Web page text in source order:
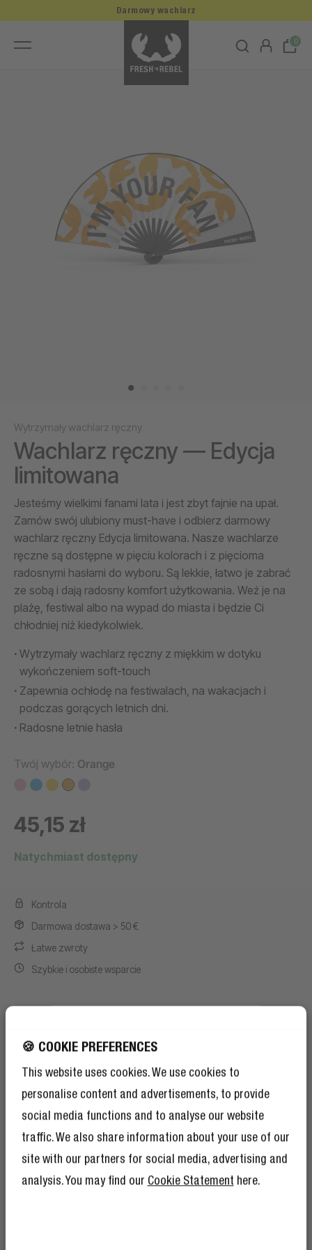
🍪 COOKIE PREFERENCES
This website uses cookies. We use cookies to
personalise content and advertisements, to provide
social media functions and to analyse our website
traffic. We also share information about your use of our
site with our partners for social media, advertising and
analysis. You may find our Cookie Statement here.
0
Darmowy wachlarz
Wytrzymały wachlarz ręczny
Wachlarz ręczny — Edycja
limitowana
Jesteśmy wielkimi fanami lata i jest zbyt fajnie na upał.
Zamów swój ulubiony must-have i odbierz darmowy
wachlarz ręczny Edycja limitowana. Nasze wachlarze
ręczne są dostępne w pięciu kolorach i z pięcioma
radosnymi hasłami do wyboru. Są lekkie, łatwo je zabrać
ze sobą i dają radosny komfort użytkowania. Weź je na
plażę, festiwal albo na wypad do miasta i będzie Ci
chłodniej niż kiedykolwiek.
Wytrzymały wachlarz ręczny z miękkim w dotyku
wykończeniem soft-touch
Zapewnia ochłodę na festiwalach, na wakacjach i
podczas gorących letnich dni.
Radosne letnie hasła
Twój wybór: Orange
45,15 zł
Natychmiast dostępny
Kontrola
Darmowa dostawa > 50 €
Łatwe zwroty
Szybkie i osobiste wsparcie
Promocja obowiązuje od 1 czerwca 2026 r. do 30
sierpnia 2026 r.
limitowana do każdego zamówienia, do
wyczerpania zapasów.
Aby odebrać darmowy wachlarz ręczny, najpierw
dodaj produkt do koszyka.
10% ZNIŻKI NA
NASTĘPNE
ZAMÓWIENIE!
10% zniżki na to propozycja na dobry
początek – ale członkostwo w Klubie
Buntowników to również mnóstwo innych
korzyści.Przeczytaj więcej tutaj.